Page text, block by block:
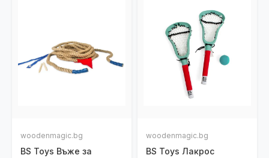
woodenmagic.bg
BS Toys Въже за
woodenmagic.bg
BS Toys Лакрос